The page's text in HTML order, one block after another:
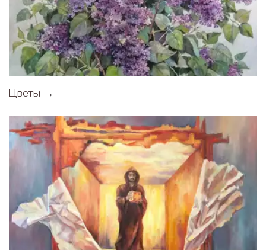
Цветы →